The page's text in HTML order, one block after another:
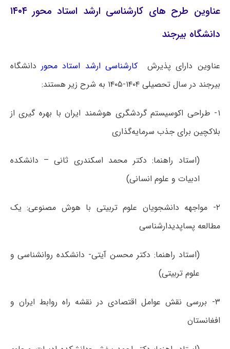
عناوین طرح های کارشناسی ارشد استاد محور ۱۴۰۴
دانشگاه بیرجند
عناوین دارای پذیرش کارشناسی ارشد استاد محور دانشگاه
بیرجند در سال تحصیلی ۱۴۰۴-۱۴۰۵ به شرح زیر هستند:
۱- طراحی اکوسیستم گردشگری هوشمند ایران با بهره گیری از
بلاکچین برای جذب سرمایه‌گذاری
(استاد راهنما: دکتر محمد اسکندری ثانی – دانشکده
ادبیات و علوم انسانی)
۲- مواجهه دانشجویان علوم تربیتی با هوش مصنوعی: یک
مطالعه پساپدیدارشناسی
(استاد راهنما: دکتر محسن آیتی- دانشکده روانشناسی و
علوم تربیتی)
۳- بررسی نقش عوامل اقتصادی در نقشه راه روابط ایران و
افغانستان